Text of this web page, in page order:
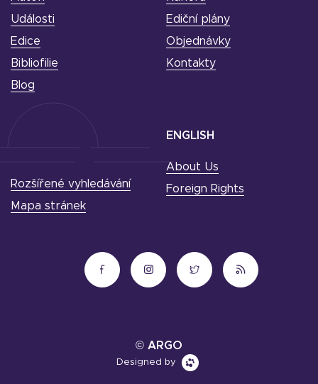
Události
Edice
Bibliofilie
Blog
Ediční plány
Objednávky
Kontakty
ENGLISH
About Us
Foreign Rights
Rozšířené vyhledávání
Mapa stránek
© ARGO
Designed by